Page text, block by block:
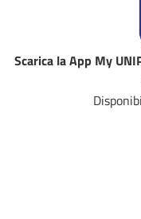
Scarica la App My